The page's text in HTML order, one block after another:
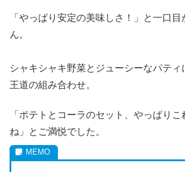
「やっぱり安定の美味しさ！」と一口目
ん。
シャキシャキ野菜とジューシーなパティ
王道の組み合わせ。
「ポテトとコーラのセット、やっぱりこ
ね」とご満悦でした。